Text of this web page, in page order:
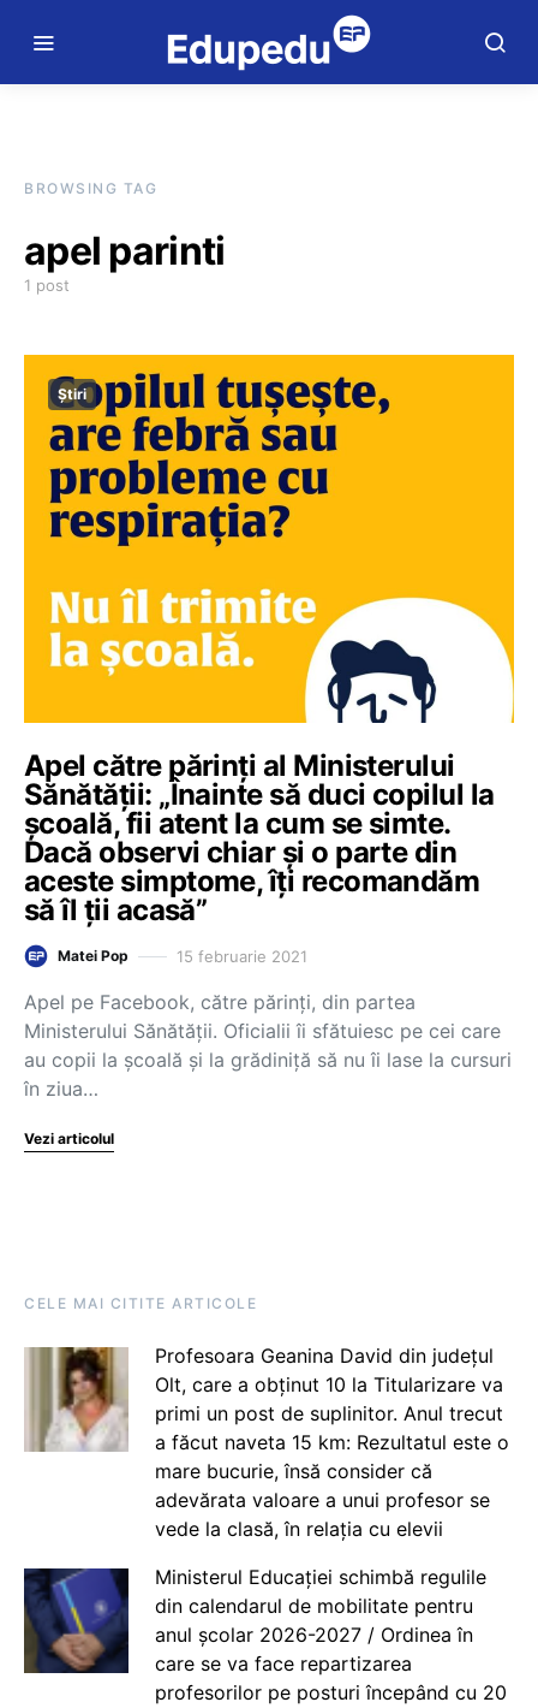
BROWSING TAG
apel parinti
1 post
Știri
Apel către părinți al Ministerului
Sănătății: „Înainte să duci copilul la
școală, fii atent la cum se simte.
Dacă observi chiar și o parte din
aceste simptome, îți recomandăm
să îl ții acasă”
Matei Pop 15 februarie 2021
Apel pe Facebook, către părinți, din partea
Ministerului Sănătății. Oficialii îi sfătuiesc pe cei care
au copii la școală și la grădiniță să nu îi lase la cursuri
în ziua…
Vezi articolul
CELE MAI CITITE ARTICOLE
Profesoara Geanina David din județul
Olt, care a obținut 10 la Titularizare va
primi un post de suplinitor. Anul trecut
a făcut naveta 15 km: Rezultatul este o
mare bucurie, însă consider că
adevărata valoare a unui profesor se
vede la clasă, în relația cu elevii
Ministerul Educației schimbă regulile
din calendarul de mobilitate pentru
anul școlar 2026-2027 / Ordinea în
care se va face repartizarea
profesorilor pe posturi începând cu 20